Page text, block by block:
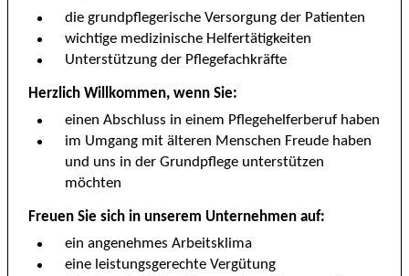
die grundpflegerische Versorgung der Patienten
wichtige medizinische Helfertätigkeiten
Unterstützung der Pflegefachkräfte
Herzlich Willkommen, wenn Sie:
einen Abschluss in einem Pflegehelferberuf haben
im Umgang mit älteren Menschen Freude haben
und uns in der Grundpflege unterstützen
möchten
Freuen Sie sich in unserem Unternehmen auf:
ein angenehmes Arbeitsklima
eine leistungsgerechte Vergütung